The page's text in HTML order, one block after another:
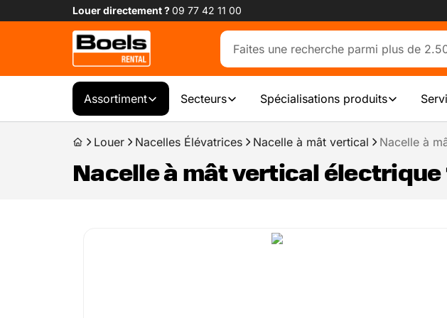
Louer directement ?09 77 42 11 00
Assortiment Secteurs Spécialisations produits
Louer Nacelles Élévatrices Nacelle à mât vertical Nacelle à
Nacelle à mât vertical électrique